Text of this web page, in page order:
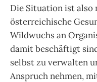
Die Situation ist also
österreichische
Wildwuchs an
damit beschäftigt
selbst zu verwalten
Anspruch nehmen,